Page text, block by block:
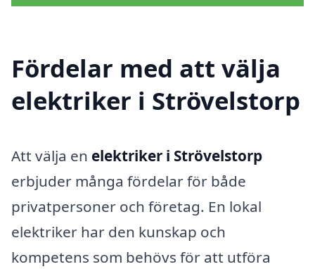
Fördelar med att välja
elektriker i Strövelstorp
Att välja en elektriker i Strövelstorp
erbjuder många fördelar för både
privatpersoner och företag. En lokal
elektriker har den kunskap och
kompetens som behövs för att utföra